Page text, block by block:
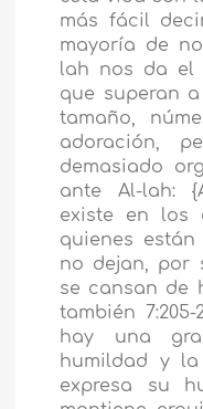
más fácil
mayoría de
lah nos da el
que superan
tamaño,
adoración,
demasiado
ante Al-lah:
existe en los
quienes
no dejan, por
se cansan de
también
hay una
humildad y la
expresa su